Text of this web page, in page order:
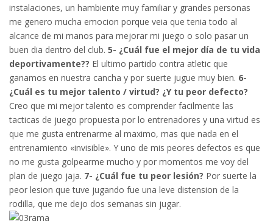
instalaciones, un hambiente muy familiar y grandes personas
me genero mucha emocion porque veia que tenia todo al
alcance de mi manos para mejorar mi juego o solo pasar un
buen dia dentro del club. 5- ¿Cuál fue el mejor día de tu vida
deportivamente?? El ultimo partido contra atletic que
ganamos en nuestra cancha y por suerte jugue muy bien. 6-
¿Cuál es tu mejor talento / virtud? ¿Y tu peor defecto?
Creo que mi mejor talento es comprender facilmente las
tacticas de juego propuesta por lo entrenadores y una virtud es
que me gusta entrenarme al maximo, mas que nada en el
entrenamiento «invisible». Y uno de mis peores defectos es que
no me gusta golpearme mucho y por momentos me voy del
plan de juego jaja. 7- ¿Cuál fue tu peor lesión? Por suerte la
peor lesion que tuve jugando fue una leve distension de la
rodilla, que me dejo dos semanas sin jugar.